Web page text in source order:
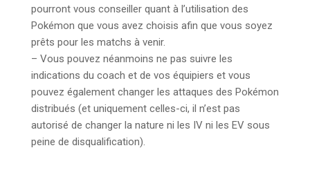
pourront vous conseiller quant à l’utilisation des
Pokémon que vous avez choisis afin que vous soyez
prêts pour les matchs à venir.
– Vous pouvez néanmoins ne pas suivre les
indications du coach et de vos équipiers et vous
pouvez également changer les attaques des Pokémon
distribués (et uniquement celles-ci, il n’est pas
autorisé de changer la nature ni les IV ni les EV sous
peine de disqualification).